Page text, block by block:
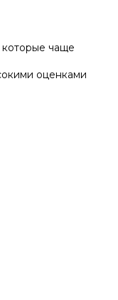
которые чаще
оценками